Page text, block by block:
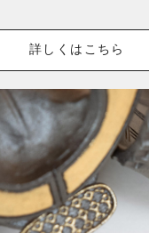
詳しくはこちら